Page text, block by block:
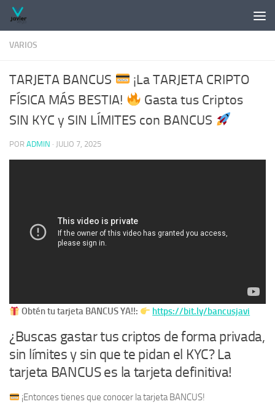
Saltar al contenido
VARIOS
TARJETA BANCUS
¡La TARJETA CRIPTO
FÍSICA MÁS BESTIA!
Gasta tus Criptos
SIN KYC y SIN LÍMITES con BANCUS
POR ADMIN · JULIO 7, 2025
Obtén tu tarjeta BANCUS YA!!: https://bit.ly/bancusjavi
¿Buscas gastar tus criptos de forma privada,
sin límites y sin que te pidan el KYC? La
tarjeta BANCUS es la tarjeta definitiva!
¡Entonces tienes que conocer la tarjeta BANCUS!